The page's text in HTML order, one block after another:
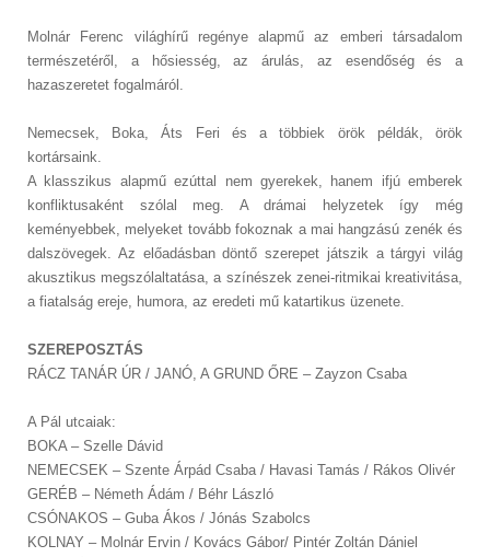
Molnár Ferenc világhírű regénye alapmű az emberi társadalom
természetéről, a hősiesség, az árulás, az esendőség és a
hazaszeretet fogalmáról.
Nemecsek, Boka, Áts Feri és a többiek örök példák, örök
kortársaink.
A klasszikus alapmű ezúttal nem gyerekek, hanem ifjú emberek
konfliktusaként szólal meg. A drámai helyzetek így még
keményebbek, melyeket tovább fokoznak a mai hangzású zenék és
dalszövegek. Az előadásban döntő szerepet játszik a tárgyi világ
akusztikus megszólaltatása, a színészek zenei-ritmikai kreativitása,
a fiatalság ereje, humora, az eredeti mű katartikus üzenete.
SZEREPOSZTÁS
RÁCZ TANÁR ÚR / JANÓ, A GRUND ŐRE – Zayzon Csaba
A Pál utcaiak:
BOKA – Szelle Dávid
NEMECSEK – Szente Árpád Csaba / Havasi Tamás / Rákos Olivér
GERÉB – Németh Ádám / Béhr László
CSÓNAKOS – Guba Ákos / Jónás Szabolcs
KOLNAY – Molnár Ervin / Kovács Gábor/ Pintér Zoltán Dániel